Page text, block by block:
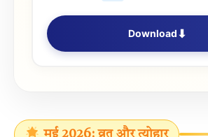
Download⬇
मई 2026: व्रत और त्योहार